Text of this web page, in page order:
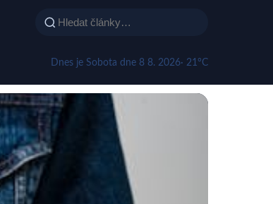
Dnes je Sobota dne 8 8. 2026· 21°C